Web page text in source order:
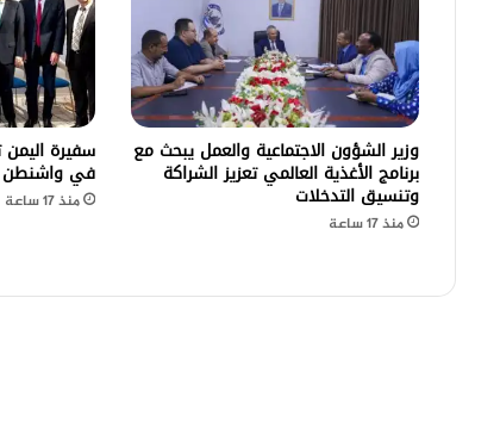
وزير الشؤون الاجتماعية والعمل يبحث مع
برنامج الأغذية العالمي تعزيز الشراكة
وتنسيق التدخلات
منذ 17 ساعة
سفيرة
في واشنطن
منذ 17 ساعة